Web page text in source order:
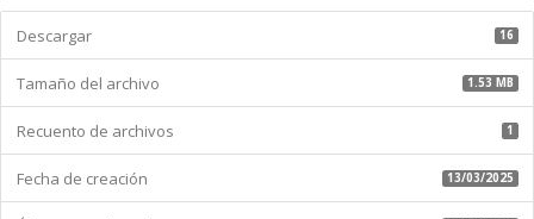
de
Plazo
QUIMIPAC
Descargar 16
Tamaño del archivo 1.53 MB
Recuento de archivos 1
Fecha de creación 13/03/2025